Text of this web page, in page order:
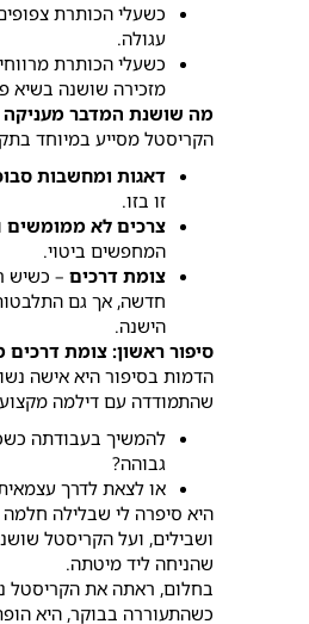
כשעלי הכותרת
עגולה.
כשעלי הכותרת
מזכירה שושנה בשיא
מה שושנת המדבר מעניקה
הקריסטל מסייע במיוחד
דאגות ומחשבות
זו בזו.
צרכים לא ממומשים
המחפשים ביטוי.
צומת דרכים – כשיש
חדשה, אך גם
הישנה.
סיפור ראשון: צומת דרכים
הדמות בסיפור היא אישה
שהתמודדה עם דילמה
להמשיך בעבודתה
גבוהה?
או לצאת לדרך
היא סיפרה לי שבלילה
ושבילים, ועל הקריסטל
שהניחה ליד מיטתה.
בחלום, ראתה את הקריסטל
כשהתעוררה בבוקר, היא